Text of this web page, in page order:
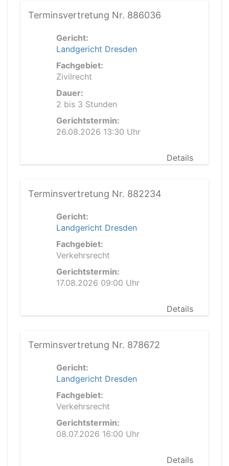
Terminsvertretung Nr. 886036
Gericht:
Landgericht Dresden
Fachgebiet:
Zivilrecht
Dauer:
2 bis 3 Stunden
Gerichtstermin:
26.08.2026 13:30 Uhr
Details
Terminsvertretung Nr. 882234
Gericht:
Landgericht Dresden
Fachgebiet:
Verkehrsrecht
Gerichtstermin:
17.08.2026 09:00 Uhr
Details
Terminsvertretung Nr. 878672
Gericht:
Landgericht Dresden
Fachgebiet:
Verkehrsrecht
Gerichtstermin:
08.07.2026 16:00 Uhr
Details